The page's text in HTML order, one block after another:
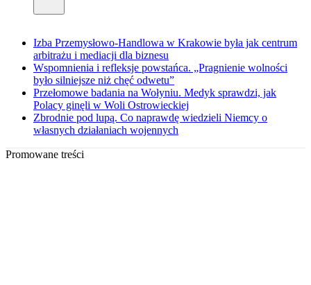
Izba Przemysłowo-Handlowa w Krakowie była jak centrum
arbitrażu i mediacji dla biznesu
Wspomnienia i refleksje powstańca. „Pragnienie wolności
było silniejsze niż chęć odwetu”
Przełomowe badania na Wołyniu. Medyk sprawdzi, jak
Polacy ginęli w Woli Ostrowieckiej
Zbrodnie pod lupą. Co naprawdę wiedzieli Niemcy o
własnych działaniach wojennych
Promowane treści